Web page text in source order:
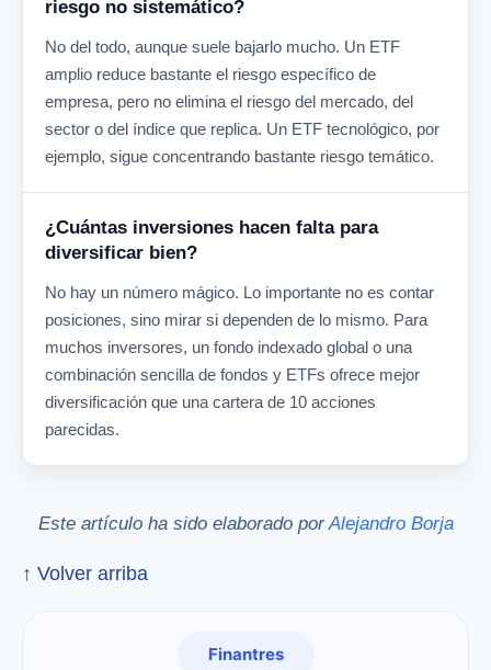
riesgo no sistemático?
No del todo, aunque suele bajarlo mucho. Un ETF
amplio reduce bastante el riesgo específico de
empresa, pero no elimina el riesgo del mercado, del
sector o del índice que replica. Un ETF tecnológico, por
ejemplo, sigue concentrando bastante riesgo temático.
¿Cuántas inversiones hacen falta para
diversificar bien?
No hay un número mágico. Lo importante no es contar
posiciones, sino mirar si dependen de lo mismo. Para
muchos inversores, un fondo indexado global o una
combinación sencilla de fondos y ETFs ofrece mejor
diversificación que una cartera de 10 acciones
parecidas.
Este artículo ha sido elaborado porAlejandro Borja
↑ Volver arriba
Finantres